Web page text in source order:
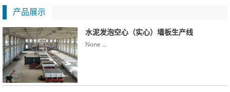
产品展示
水泥发泡空心（实心）墙板生产线
None …